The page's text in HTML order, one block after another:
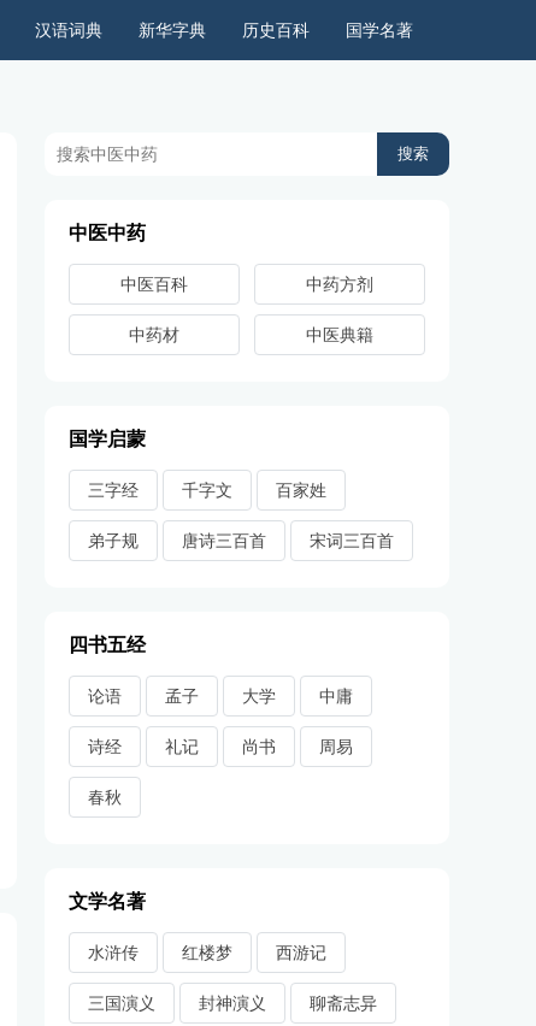
国学名著
历史百科
新华字典
汉语词典
中医中药
中医百科 中药方剂
中药材 中医典籍
国学启蒙
三字经 千字文 百家姓
弟子规 唐诗三百首 宋词三百首
四书五经
论语 孟子 大学 中庸
诗经 礼记 尚书 周易
春秋
文学名著
水浒传 红楼梦 西游记
三国演义 封神演义 聊斋志异